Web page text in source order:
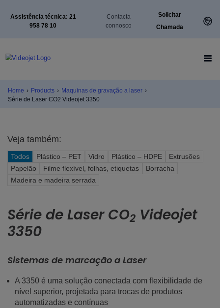
Assistência técnica: 21
958 78 10
Contacta
connosco
Solicitar
Chamada
Home › Products › Maquinas de gravação a laser ›
Série de Laser CO2 Videojet 3350
Veja também:
Todos Plástico – PET Vidro Plástico – HDPE
Extrusões
Papelão
Filme flexível, folhas, etiquetas
Borracha
Madeira e madeira serrada
Série de Laser CO2 Videojet
3350
Sistemas de marcação a Laser
A 3350 é uma solução conectada com flexibilidade de
nível superior, projetada para trocas de produtos
automatizadas e contínuas